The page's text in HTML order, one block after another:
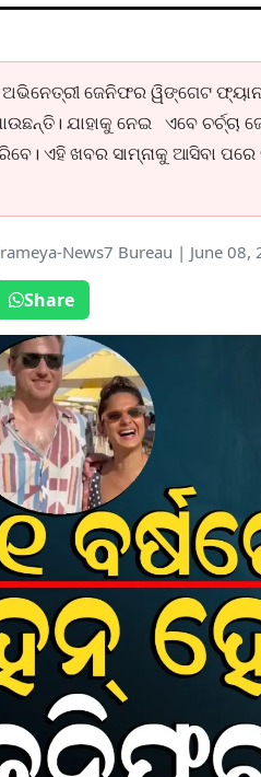
ଜେନିଫର ୱିଙ୍ଗେଟ
ଯାହାକୁ ନେଇ ଏବେ
ଏହି ଖବର ସାମ୍ନାକୁ ଆସିବା
News7 Bureau | June 08,
Share